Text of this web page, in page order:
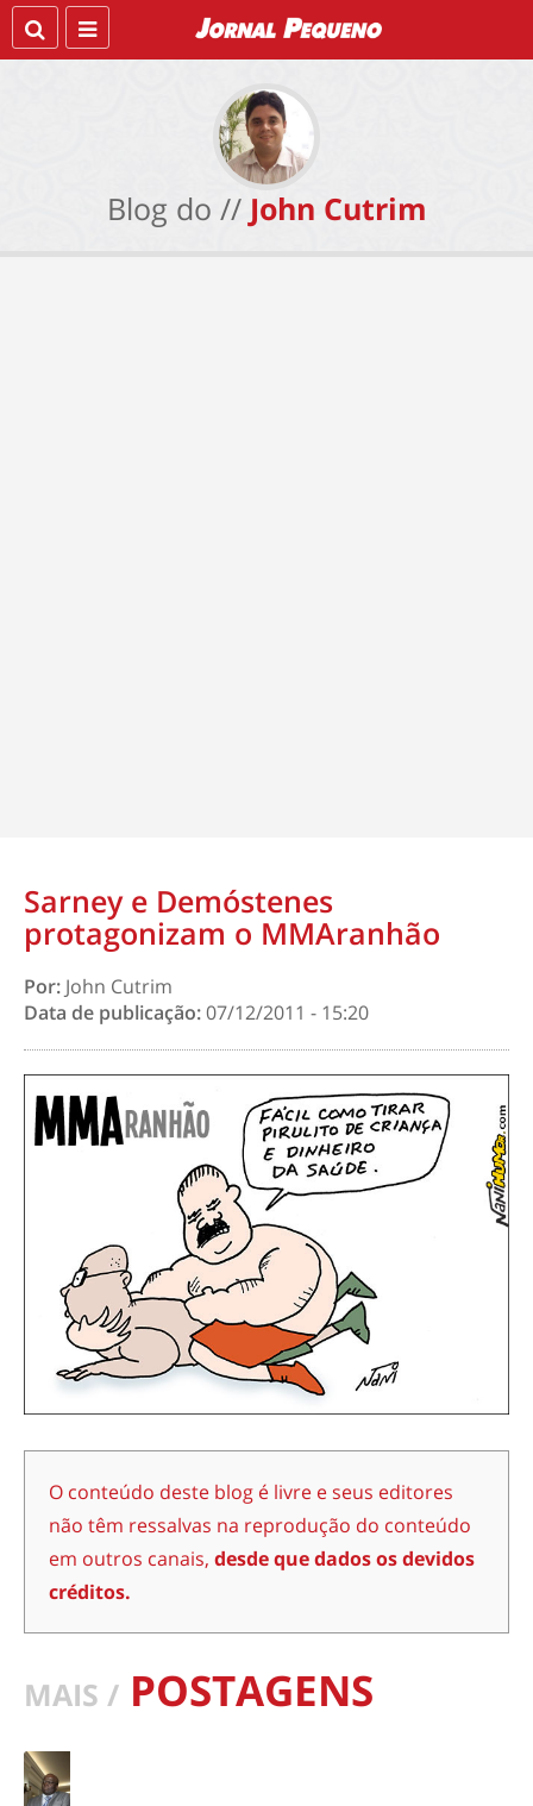
Blog do // John Cutrim
Sarney e Demóstenes
protagonizam o MMAranhão
Por: John Cutrim
Data de publicação:07/12/2011 - 15:20
O conteúdo deste blog é livre e seus editores
não têm ressalvas na reprodução do conteúdo
em outros canais, desde que dados os devidos
créditos.
MAIS / POSTAGENS